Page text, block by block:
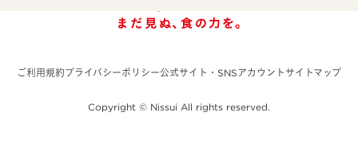
ご利用規約プライバシーポリシー公式サイト・SNSアカウント サイトマップ
Copyright © Nissui All rights reserved.